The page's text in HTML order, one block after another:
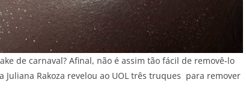
de carnaval? Afinal, não é assim tão fácil de removê-lo
Rakoza revelou ao UOL três truques para remover